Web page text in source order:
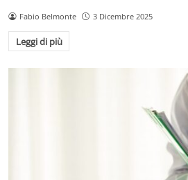
Fabio Belmonte 3 Dicembre 2025
Leggi di più